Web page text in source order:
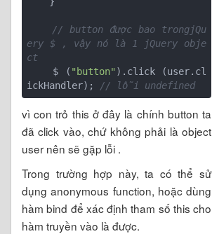
// button được bao trongjQu
ery $ , vậy nó là 1 jQuery obje
ct
    $ (
"button" ).click (user.cl
ickHandler); // lỗi undefined
vì con trỏ this ở đây là chính button ta
đã click vào, chứ không phải là object
user nên sẽ gặp lỗi .
Trong trường hợp này, ta có thể sử
dụng anonymous function, hoặc dùng
hàm bind để xác định tham số this cho
hàm truyền vào là được.